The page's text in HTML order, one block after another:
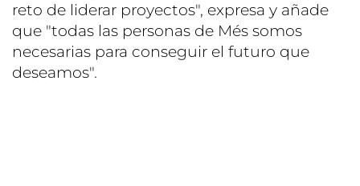
reto de liderar proyectos", expresa y añade
que "todas las personas de Més somos
necesarias para conseguir el futuro que
deseamos".